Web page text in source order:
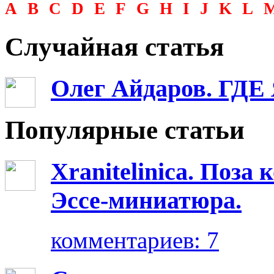
A B C D E F G H I J K L
Случайная статья
Олег Айдаров. ГДЕ
Популярные статьи
Xranitelinica. Поза
Эссе-миниатюра.
комментариев: 7